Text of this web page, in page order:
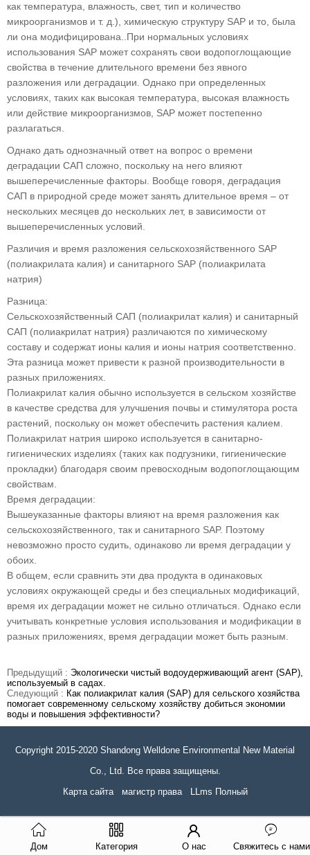
как температура, влажность, свет, тип и количество
микроорганизмов и т. д.), химическую структуру SAP и то, была
ли она модифицирована..При нормальных условиях
использования SAP может сохранять свои водопоглощающие
свойства в течение длительного времени без явного
разложения или деградации. Однако при определенных
условиях, таких как высокая температура, высокая влажность
или действие микроорганизмов, SAP может постепенно
разлагаться.
Однако дать однозначный ответ на вопрос о времени
деградации САП сложно, поскольку на него влияют
вышеперечисленные факторы. Вообще говоря, деградация
САП в природной среде может занять длительное время – от
нескольких месяцев до нескольких лет, в зависимости от
вышеперечисленных условий.
Различия и время разложения сельскохозяйственного SAP
(полиакрилата калия) и санитарного SAP (полиакрилата
натрия)
Разница:
Сельскохозяйственный САП (полиакрилат калия) и санитарный
САП (полиакрилат натрия) различаются по химическому
составу и содержат ионы калия и ионы натрия соответственно.
Эта разница может привести к разной производительности в
разных приложениях.
Полиакрилат калия обычно используется в сельском хозяйстве
в качестве средства для улучшения почвы и стимулятора роста
растений, поскольку он может обеспечить растения калием.
Полиакрилат натрия широко используется в санитарно-
гигиенических изделиях (таких как подгузники, гигиенические
прокладки) благодаря своим превосходным водопоглощающим
свойствам.
Время деградации:
Вышеуказанные факторы влияют на время разложения как
сельскохозяйственного, так и санитарного SAP. Поэтому
невозможно просто судить, одинаково ли время деградации у
обоих.
В общем, если сравнить эти два продукта в одинаковых
условиях окружающей среды и без специальных модификаций,
время их деградации может не сильно отличаться. Однако если
учитывать конкретные условия использования и модификации в
разных приложениях, время деградации может быть разным.
Предыдущий : Экологически чистый водоудерживающий агент (SAP),
используемый в садах.
Следующий : Как полиакрилат калия (SAP) для сельского хозяйства
помогает современному сельскому хозяйству добиться экономии
воды и повышения эффективности?
Copyright 2015-2020 Shandong Welldone Environmental New Material
Co., Ltd. Все права защищены.
Карта сайта
магистр права LLms Полный
Дом Категория О нас Свяжитесь с нами